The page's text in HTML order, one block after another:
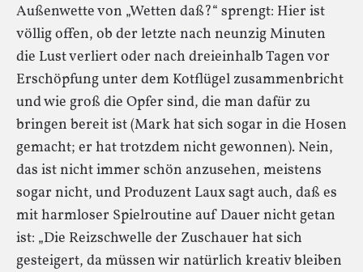
Außenwette von „Wetten daß?“ sprengt: Hier ist
völlig offen, ob der letzte nach neunzig Minuten
die Lust verliert oder nach dreieinhalb Tagen vor
Erschöpfung unter dem Kotflügel zusammenbricht
und wie groß die Opfer sind, die man dafür zu
bringen bereit ist (Mark hat sich sogar in die Hosen
gemacht; er hat trotzdem nicht gewonnen). Nein,
das ist nicht immer schön anzusehen, meistens
sogar nicht, und Produzent Laux sagt auch, daß es
mit harmloser Spielroutine auf Dauer nicht getan
ist: „Die Reizschwelle der Zuschauer hat sich
gesteigert, da müssen wir natürlich kreativ bleiben